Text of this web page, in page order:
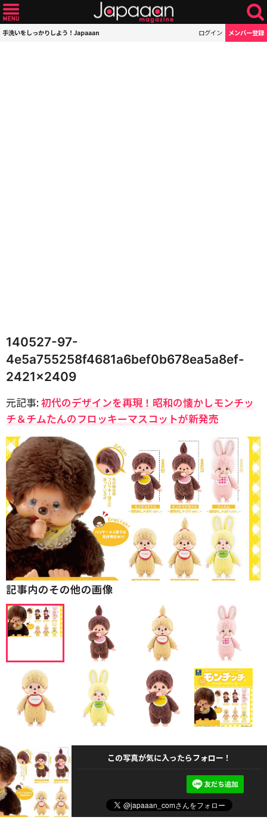
手洗いをしっかりしよう！Japaaan ログイン メンバー登録
140527-97-
4e5a755258f4681a6bef0b678ea5a8ef-
2421×2409
元記事:初代のデザインを再現！昭和の懐かしモンチッ
チ＆チムたんのフロッキーマスコットが新発売
記事内のその他の画像
この写真が気に入ったらフォロー！